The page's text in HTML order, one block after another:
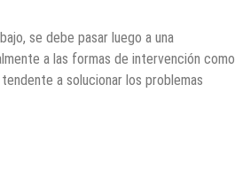
se debe pasar luego a una
a las formas de intervención como
a solucionar los problemas